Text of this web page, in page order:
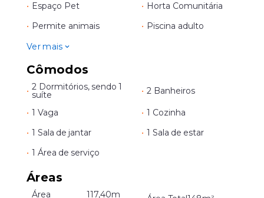
• Espaço Pet • Horta Comunitária
• Permite animais • Piscina adulto
Ver mais
Cômodos
• 2 Dormitórios, sendo 1
suíte • 2 Banheiros
• 1 Vaga • 1 Cozinha
• 1 Sala de jantar • 1 Sala de estar
• 1 Área de serviço
Áreas
Área 117,40m